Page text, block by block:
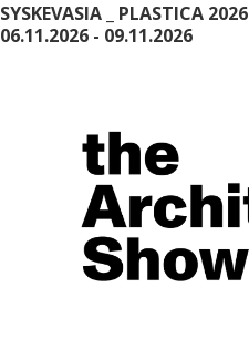
SYSKEVASIA _ PLASTICA 2026
06.11.2026 - 09.11.2026